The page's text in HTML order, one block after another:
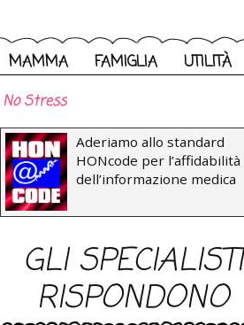
MAMMA FAMIGLIA UTILITÀ
Stress
Aderiamo allo standard
HONcode per l’affidabilità
dell’informazione medica
GLI SPECIALISTI
RISPONDONO